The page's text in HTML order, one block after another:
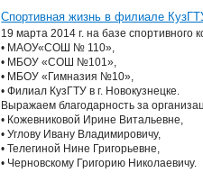
Спортивная жизнь в филиале
19 марта 2014 г. на базе
• МАОУ«СОШ № 110»,
• МБОУ «СОШ №101»,
• МБОУ «Гимназия №10»,
• Филиал КузГТУ в г. Новокузнецке.
Выражаем благодарность за
• Кожевниковой Ирине Витальевне,
• Углову Ивану Владимировичу,
• Телегиной Нине Григорьевне,
• Черновскому Григорию Николаевичу.